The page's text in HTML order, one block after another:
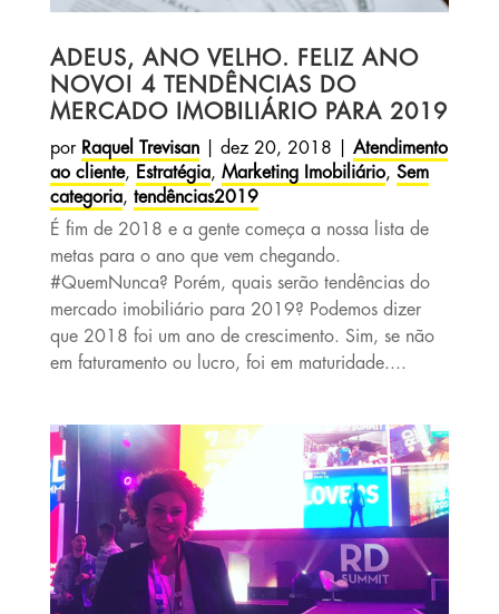
ADEUS, ANO VELHO. FELIZ ANO
NOVO! 4 TENDÊNCIAS DO
MERCADO IMOBILIÁRIO PARA 2019
por Raquel Trevisan| dez 20, 2018
Atendimento
ao cliente, Estratégia, Marketing Imobiliário, Sem
categoria, tendências2019
É fim de 2018 e a gente começa a nossa lista de
metas para o ano que vem chegando.
#QuemNunca? Porém, quais serão tendências do
mercado imobiliário para 2019? Podemos dizer
que 2018 foi um ano de crescimento. Sim, se não
em faturamento ou lucro, foi em maturidade....